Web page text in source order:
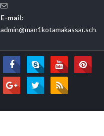
E-mail:
admin@man1kotamakassar.sch.id